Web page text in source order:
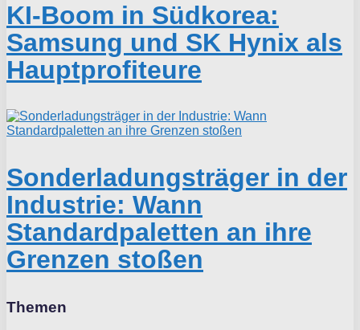
KI-Boom in Südkorea:
Samsung und SK Hynix als
Hauptprofiteure
Sonderladungsträger in der
Industrie: Wann
Standardpaletten an ihre
Grenzen stoßen
Themen